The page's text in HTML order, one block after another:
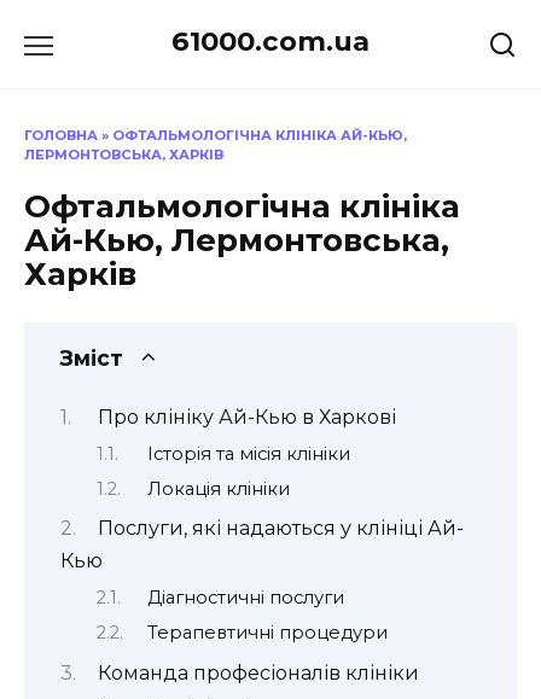
до
61000.com.ua
ГОЛОВНА » ОФТАЛЬМОЛОГІЧНА КЛІНІКА АЙ-КЬЮ,
ЛЕРМОНТОВСЬКА, ХАРКІВ
Офтальмологічна клініка
Ай-Кью, Лермонтовська,
Харків
Зміст
Про клініку Ай-Кью в Харкові
Історія та місія клініки
Локація клініки
Послуги, які надаються у клініці Ай-
Кью
Діагностичні послуги
Терапевтичні процедури
Команда професіоналів клініки